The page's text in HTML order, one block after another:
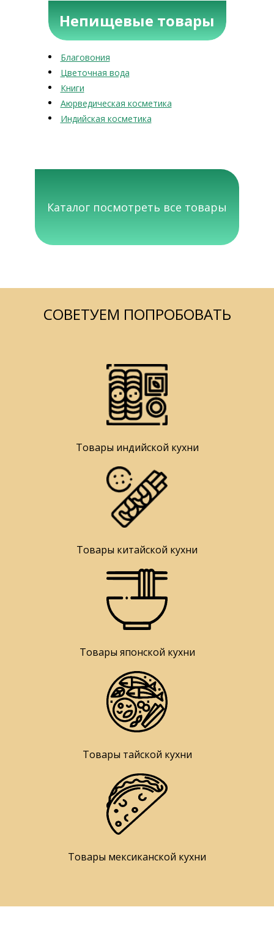
Непищевые товары
Благовония
Цветочная вода
Книги
Аюрведическая косметика
Индийская косметика
Каталог посмотреть все товары
СОВЕТУЕМ ПОПРОБОВАТЬ
Товары индийской кухни
Товары китайской кухни
Товары японской кухни
Товары тайской кухни
Товары мексиканской кухни